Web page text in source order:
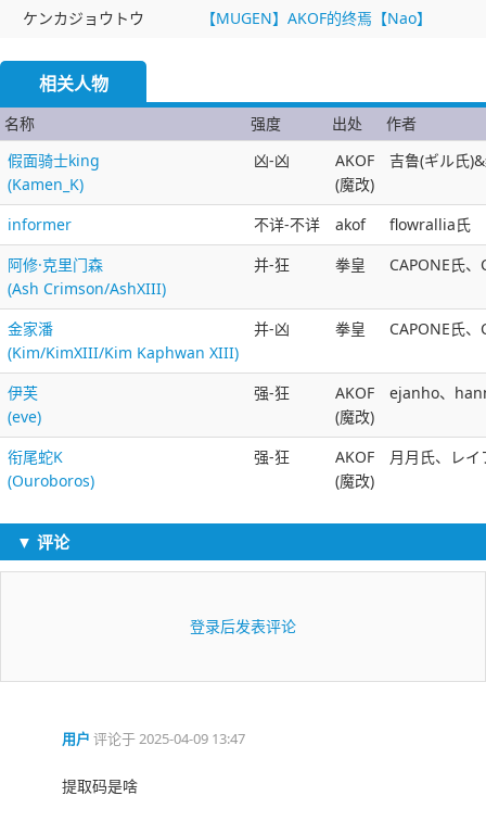
ケンカジョウトウ
【MUGEN】AKOF的终焉【Nao】
相关人物
名称 强度 出处
作者
假面骑士king
(Kamen_K)
凶-凶
AKOF
(魔改)
吉鲁(ギル氏
informer 不详-不详 akof
flowrallia氏
阿修·克里门森
(Ash Crimson/AshXIII)
并-狂 拳皇 CAPONE氏
金家潘
(Kim/KimXIII/Kim Kaphwan XIII)
并-凶 拳皇 CAPONE氏
伊芙
(eve)
强-狂
AKOF
(魔改)
ejanho、
衔尾蛇K
(Ouroboros)
强-狂
AKOF
(魔改)
月月氏、レイ
▼ 评论
登录后发表评论
用户 评论于2025-04-09 13:47
提取码是啥